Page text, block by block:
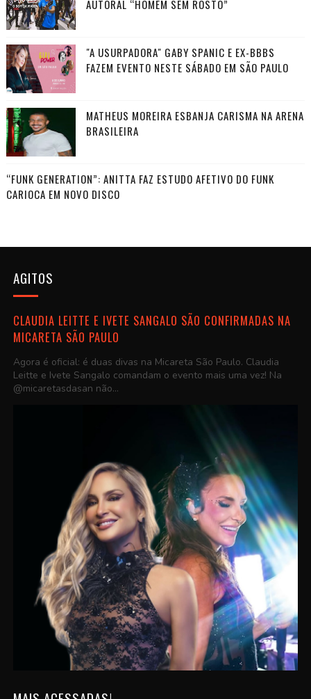
AUTORAL “HOMEM SEM ROSTO”
"A USURPADORA" GABY SPANIC E EX-BBBS
FAZEM EVENTO NESTE SÁBADO EM SÃO PAULO
MATHEUS MOREIRA ESBANJA CARISMA NA ARENA
BRASILEIRA
“FUNK GENERATION”: ANITTA FAZ ESTUDO AFETIVO DO FUNK
CARIOCA EM NOVO DISCO
AGITOS
CLAUDIA LEITTE E IVETE SANGALO SÃO CONFIRMADAS NA
MICARETA SÃO PAULO
Agora é oficial: é duas divas na Micareta São Paulo. Claudia
Leitte e Ivete Sangalo comandam o evento mais uma vez! Na
@micaretasdasan não...